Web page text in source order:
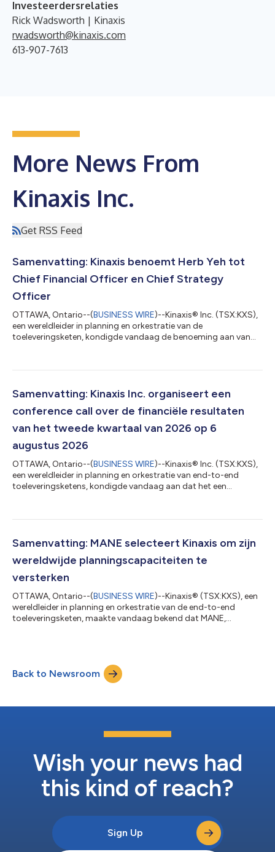
Investeerdersrelaties
Rick Wadsworth | Kinaxis
rwadsworth@kinaxis.com
613-907-7613
More News From
Kinaxis Inc.
Get RSS Feed
Samenvatting: Kinaxis benoemt Herb Yeh tot
Chief Financial Officer en Chief Strategy
Officer
OTTAWA, Ontario--(BUSINESS WIRE)--Kinaxis® Inc. (TSX:KXS),
een wereldleider in planning en orkestratie van de
toeleveringsketen, kondigde vandaag de benoeming aan van
houden op de globale activiteiten voor financiële organisatie en
Accounting, Investor Relations, Corporate Strategy, en
Corporate Development. Hij z...
Samenvatting: Kinaxis Inc. organiseert een
conference call over de financiële resultaten
van het tweede kwartaal van 2026 op 6
augustus 2026
OTTAWA, Ontario--(BUSINESS WIRE)--Kinaxis® Inc. (TSX:KXS),
een wereldleider in planning en orkestratie van end-to-end
toeleveringsketens, kondigde vandaag aan dat het een
juni 2026 afliep. Deze call wordt gehouden op donderdag 6
Gaurav, CEO, en Peter Yaraskavitch, vicevoorzitter Financial
Planning & Analysis,...
Samenvatting: MANE selecteert Kinaxis om zijn
wereldwijde planningscapaciteiten te
versterken
OTTAWA, Ontario--(BUSINESS WIRE)--Kinaxis® (TSX:KXS), een
wereldleider in planning en orkestratie van de end-to-end
toeleveringsketen, maakte vandaag bekend dat MANE,
wereldwijde groei versnelt in het kader van een ruimer initiatief
voor transformatie binnen de hele onderneming. De hoofdzetel
van MANE is gevestigd in het...
Back to Newsroom
Wish your news had
this kind of reach?
Sign Up